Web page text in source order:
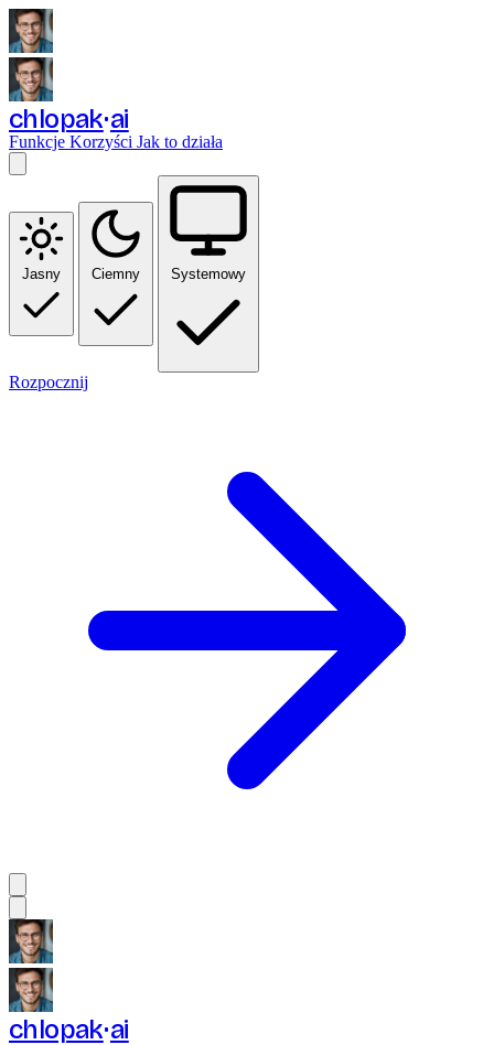
chlopak ai
Funkcje Korzyści Jak to działa
Jasny Ciemny Systemowy
Rozpocznij
chlopak ai